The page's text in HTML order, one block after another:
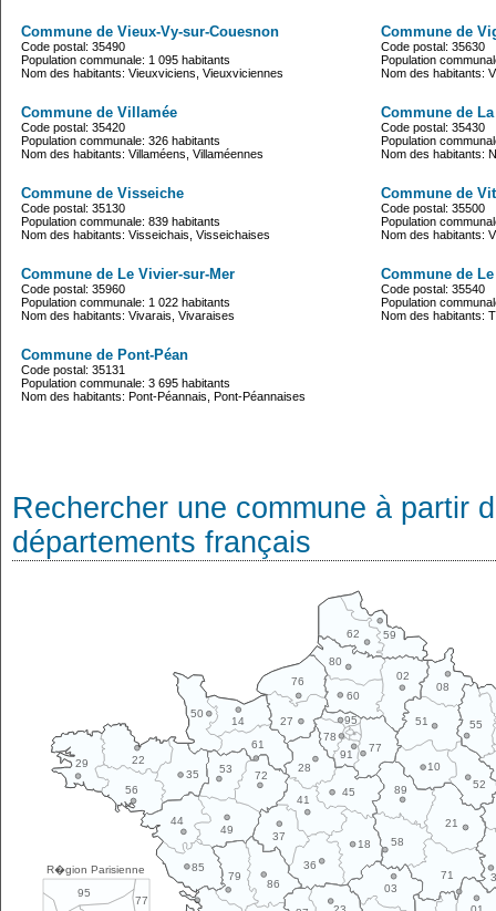
Commune de Vieux-Vy-sur-Couesnon
Code postal: 35490
Population communale: 1 095 habitants
Nom des habitants: Vieuxviciens, Vieuxviciennes
Commune de
Code postal: 35630
Population
Nom des habitants:
Commune de Villamée
Code postal: 35420
Population communale: 326 habitants
Nom des habitants: Villaméens, Villaméennes
Commune de
Code postal: 35430
Population
Nom des habitants:
Commune de Visseiche
Code postal: 35130
Population communale: 839 habitants
Nom des habitants: Visseichais, Visseichaises
Commune de
Code postal: 35500
Population
Nom des habitants:
Commune de Le Vivier-sur-Mer
Code postal: 35960
Population communale: 1 022 habitants
Nom des habitants: Vivarais, Vivaraises
Commune de
Code postal: 35540
Population
Nom des habitants:
Commune de Pont-Péan
Code postal: 35131
Population communale: 3 695 habitants
Nom des habitants: Pont-Péannais, Pont-Péannaises
Rechercher une commune à partir
départements français
R�gion Parisienne
77
95
10
14
18
21
22
27
28
29
35
36
37
41
44
45
49
50
51
52
53
55
56
58
59
60
61
62
02
03
08
71
72
76
77
78
79
80
85
86
89
91
95